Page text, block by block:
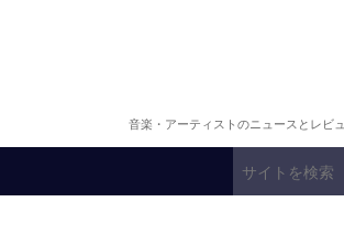
音楽・アーティストのニュースとレビ